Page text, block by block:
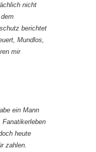
nicht
berichtet
Mundlos,
mir
ein Mann
heute
zahlen.